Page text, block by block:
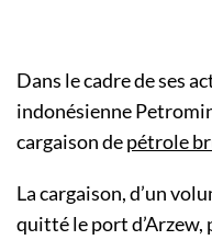
Dans le cadre de ses
indonésienne
cargaison depétrole
La cargaison, d’un
quitté le port d’Arzew,